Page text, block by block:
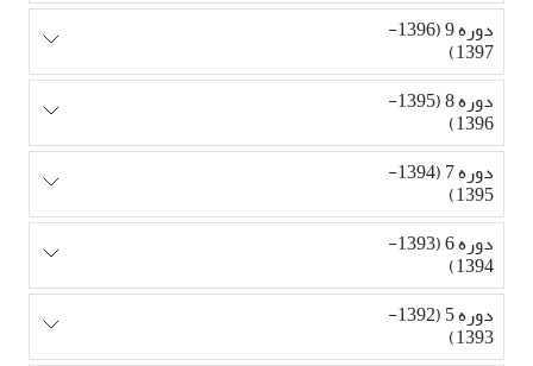
دوره 9 (1396-
1397)
دوره 8 (1395-
1396)
دوره 7 (1394-
1395)
دوره 6 (1393-
1394)
دوره 5 (1392-
1393)